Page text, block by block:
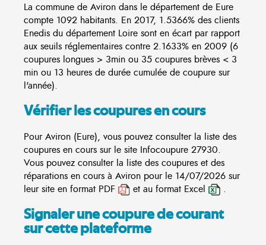
La commune de Aviron dans le département de Eure
compte 1092 habitants. En 2017, 1.5366% des clients
Enedis du département Loire sont en écart par rapport
aux seuils réglementaires contre 2.1633% en 2009 (6
coupures longues > 3min ou 35 coupures brèves < 3
min ou 13 heures de durée cumulée de coupure sur
l'année).
Vérifier les coupures en cours
Pour Aviron (Eure), vous pouvez consulter la liste des
coupures en cours sur le site Infocoupure 27930.
Vous pouvez consulter la liste des coupures et des
réparations en cours à Aviron pour le 14/07/2026 sur
leur site en format PDF
et au format Excel .
Signaler une coupure de courant
sur cette plateforme